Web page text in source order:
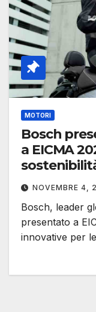
MOTORI
Bosch
a EICMA
NOVEMBRE 4,
Bosch, leader
presentato a
innovative per